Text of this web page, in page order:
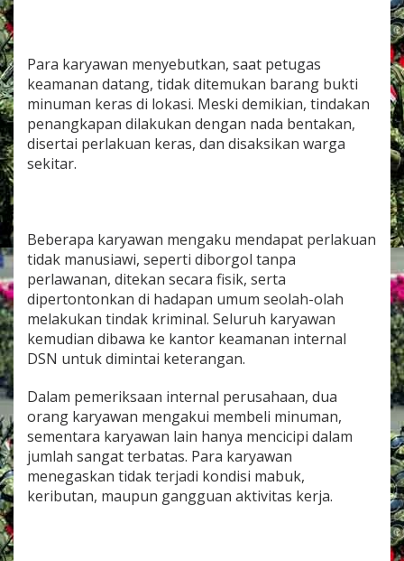
Para karyawan menyebutkan, saat petugas
keamanan datang, tidak ditemukan barang bukti
minuman keras di lokasi. Meski demikian, tindakan
penangkapan dilakukan dengan nada bentakan,
disertai perlakuan keras, dan disaksikan warga
sekitar.
Beberapa karyawan mengaku mendapat perlakuan
tidak manusiawi, seperti diborgol tanpa
perlawanan, ditekan secara fisik, serta
dipertontonkan di hadapan umum seolah-olah
melakukan tindak kriminal. Seluruh karyawan
kemudian dibawa ke kantor keamanan internal
DSN untuk dimintai keterangan.
Dalam pemeriksaan internal perusahaan, dua
orang karyawan mengakui membeli minuman,
sementara karyawan lain hanya mencicipi dalam
jumlah sangat terbatas. Para karyawan
menegaskan tidak terjadi kondisi mabuk,
keributan, maupun gangguan aktivitas kerja.